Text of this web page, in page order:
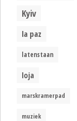
Kyiv
la paz
latenstaan
loja
marskramerpad
muziek